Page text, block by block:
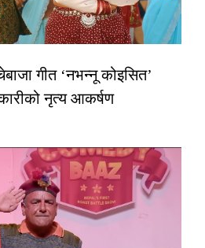
गीत ‘नभन्नू कोइसित’
नृत्य आकर्षण